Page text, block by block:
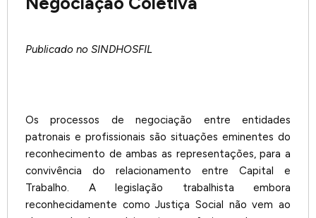
Publicado no SINDHOSFIL
Os processos de negociação entre entidades
patronais e profissionais são situações eminentes do
reconhecimento de ambas as representações, para a
convivência do relacionamento entre Capital e
Trabalho. A legislação trabalhista embora
reconhecidamente como Justiça Social não vem ao